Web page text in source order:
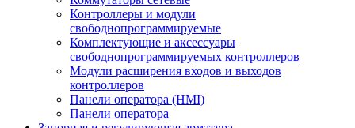
Контроллеры и модули
свободнопрограммируемые
Комплектующие и аксессуары
свободнопрограммируемых контроллеров
Модули расширения входов и выходов
контроллеров
Панели оператора (HMI)
Панели оператора